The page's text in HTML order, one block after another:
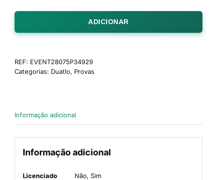
ADICIONAR
REF: EVENT28075P34929
Categorias: Duatlo, Provas
Informação adicional
Informação adicional
Licenciado Não, Sim